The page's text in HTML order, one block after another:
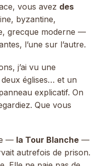
vous avez des
byzantine,
grecque moderne —
l’une sur l’autre.
j’ai vu une
églises… et un
explicatif. On
Que vous
— la Tour Blanche —
autrefois de prison.